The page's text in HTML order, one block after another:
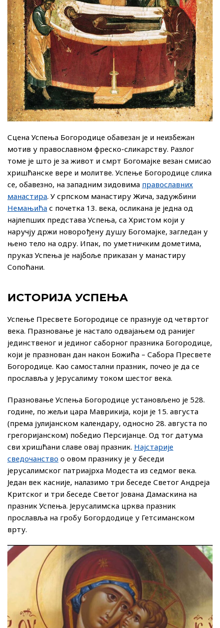
Сцена Успења Богородице обавезан је и неизбежан
мотив у православном фреско-сликарству. Разлог
томе је што је за живот и смрт Богомајке везан смисао
хришћанске вере и молитве. Успење Богородице слика
се, обавезно, на западним зидовима православних
манастира. У српском манастиру Жича, задужбини
Немањића с почетка 13. века, осликана је једна од
најлепших представа Успења, са Христом који у
наручју држи новорођену душу Богомајке, загледан у
њено тело на одру. Ипак, по уметничким дометима,
пруказ Успења је најбоље приказан у манастиру
Сопоћани.
ИСТОРИЈА УСПЕЊА
Успење Пресвете Богородице се празнује од четвртог
века. Празновање је настало одвајањем од ранијег
јединственог и јединог саборног празника Богородице,
који је празнован дан након Божића – Сабора Пресвете
Богородице. Као самостални празник, почео је да се
прославља у Јерусалиму током шестог века.
Празновање Успења Богородице установљено је 528.
године, по жељи цара Маврикија, који је 15. августа
(према јулијанском календару, односно 28. августа по
грегоријанском) победио Персијанце. Од тог датума
сви хришћани славе овај празник. Најстарије
сведочанство о овом празнику је у беседи
јерусалимског патриајрха Модеста из седмог века.
Један век касније, налазимо три беседе Светог Андреја
Критског и три беседе Светог Јована Дамаскина на
празник Успења. Јерусалимска црква празник
прославља на гробу Богордодице у Гетсиманском
врту.